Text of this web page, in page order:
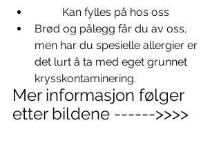
	Kan fylles på hos oss
Brød og pålegg får du av oss,
men har du spesielle allergier er
det lurt å ta med eget grunnet
krysskontaminering.
Mer informasjon følger
etter bildene ------>>>>